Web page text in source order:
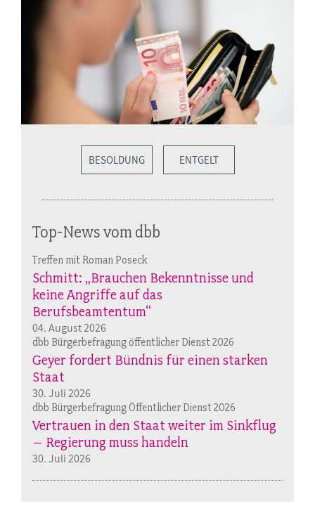
BESOLDUNG ENTGELT
Top-News vom dbb
Treffen mit Roman Poseck
Schmitt: „Brauchen Bekenntnisse und
keine Angriffe auf das
Berufsbeamtentum“
04. August 2026
dbb Bürgerbefragung öffentlicher Dienst 2026
Geyer fordert Bündnis für einen starken
Staat
30. Juli 2026
dbb Bürgerbefragung Öffentlicher Dienst 2026
Vertrauen in den Staat weiter im Sinkflug
– Regierung muss handeln
30. Juli 2026